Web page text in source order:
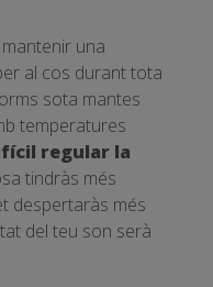
una
al cos durant tota
sota mantes
temperatures
regular la
tindràs més
despertaràs més
del teu son serà